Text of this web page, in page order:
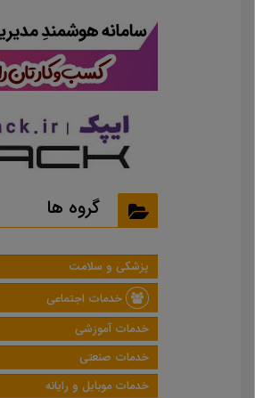
گروه ها
پزشکی و سلامت
خدمات اجتماعی
خدمات آموزشی
خدمات صنعتی
خدمات موبایل و رایانه